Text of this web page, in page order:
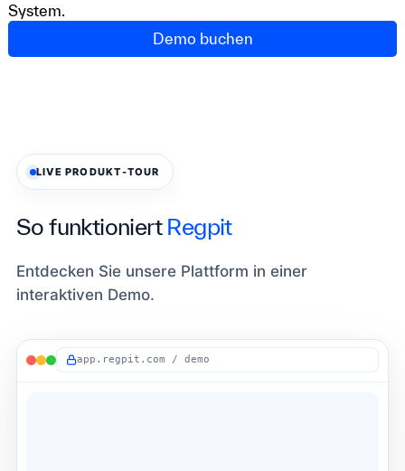
System.
Demo buchen
LIVE PRODUKT-TOUR
So funktioniert Regpit
Entdecken Sie unsere Plattform in einer
interaktiven Demo.
app.regpit.com / demo